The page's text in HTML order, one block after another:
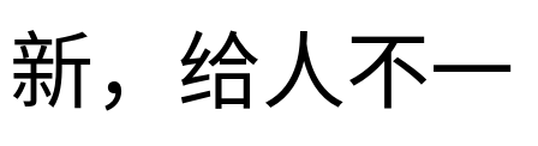
新，给人不一